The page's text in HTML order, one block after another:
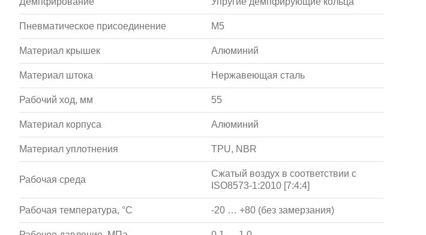
Пневматическое присоединение M5
Материал крышек Алюминий
Материал штока Нержавеющая сталь
Рабочий ход, мм 55
Материал корпуса Алюминий
Материал уплотнения TPU, NBR
Рабочая среда
Сжатый воздух в соответствии с
ISO8573-1:2010 [7:4:4]
Рабочая температура, °С -20 … +80 (без замерзания)